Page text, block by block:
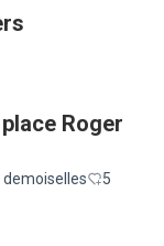
Roger
5